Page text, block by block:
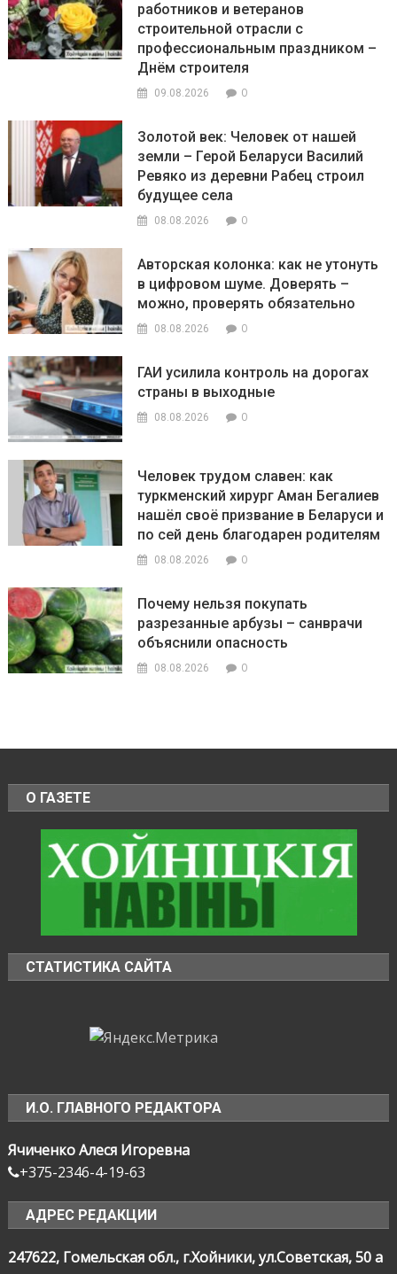
работников и ветеранов
строительной отрасли с
профессиональным праздником –
Днём строителя
09.08.2026 0
Золотой век: Человек от нашей
земли – Герой Беларуси Василий
Ревяко из деревни Рабец строил
будущее села
08.08.2026 0
Авторская колонка: как не утонуть
в цифровом шуме. Доверять –
можно, проверять обязательно
08.08.2026 0
ГАИ усилила контроль на дорогах
страны в выходные
08.08.2026 0
Человек трудом славен: как
туркменский хирург Аман Бегалиев
нашёл своё призвание в Беларуси и
по сей день благодарен родителям
08.08.2026 0
Почему нельзя покупать
разрезанные арбузы – санврачи
объяснили опасность
08.08.2026 0
О ГАЗЕТЕ
СТАТИСТИКА САЙТА
И.О. ГЛАВНОГО РЕДАКТОРА
Ячиченко Алеся Игоревна
+375-2346-4-19-63
АДРЕС РЕДАКЦИИ
247622, Гомельская обл., г.Хойники, ул.Советская, 50 а